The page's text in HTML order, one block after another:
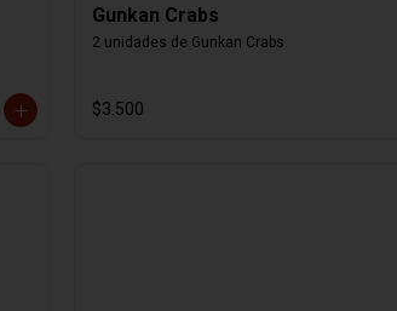
Gunkan Crabs
2 unidades de Gunkan Crabs
$3.500